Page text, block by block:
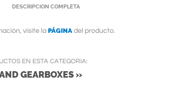
DESCRIPCION COMPLETA
visite la PÁGINA del producto.
EN ESTA CATEGORIA:
GEARBOXES »